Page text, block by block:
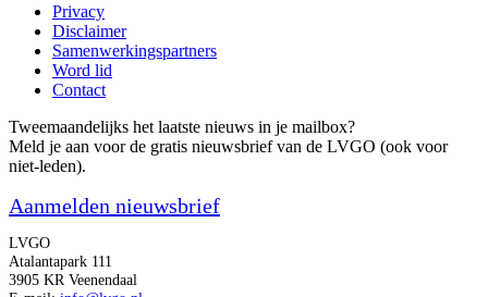
ongenoegen
Privacy
Disclaimer
Samenwerkingspartners
Word lid
Contact
Tweemaandelijks het laatste nieuws in je mailbox?
Meld je aan voor de gratis nieuwsbrief van de LVGO (ook voor
niet-leden).
Aanmelden nieuwsbrief
LVGO
Atalantapark 111
3905 KR Veenendaal